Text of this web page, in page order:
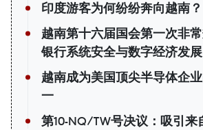
印度游客为何纷纷奔向越南？
越南第十六届国会第一次非
银行系统安全与数字经济发展
越南成为美国顶尖半导体企
一
第10-NQ/TW号决议：吸引来